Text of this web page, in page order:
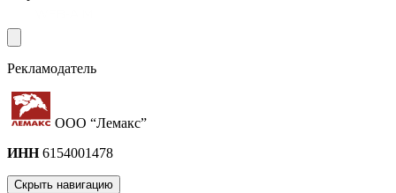
Рекламодатель
ООО “Лемакс”
ИНН6154001478
Скрыть навигацию